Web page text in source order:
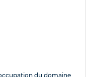
du domaine